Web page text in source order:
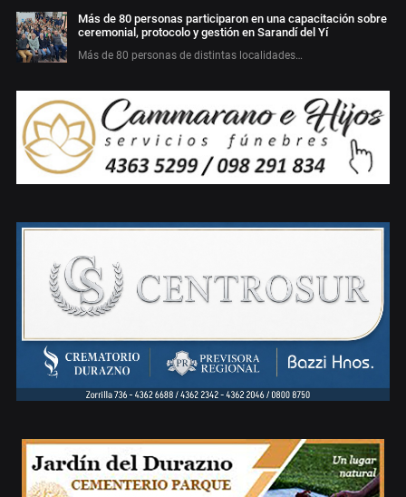
Más de 80 personas participaron en una capacitación sobre
ceremonial, protocolo y gestión en Sarandí del Yí
Más de 80 personas de distintas localidades…